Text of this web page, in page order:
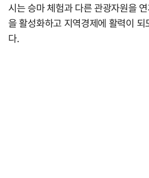
시는 승마 체험과 다른 관광자원을
을 활성화하고 지역경제에 활력이 되
다.